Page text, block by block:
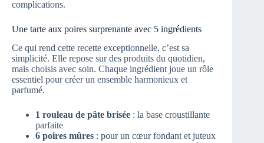
complications.
Une tarte aux poires surprenante avec 5 ingrédients
Ce qui rend cette recette exceptionnelle, c’est sa
simplicité. Elle repose sur des produits du quotidien,
mais choisis avec soin. Chaque ingrédient joue un rôle
essentiel pour créer un ensemble harmonieux et
parfumé.
1 rouleau de pâte brisée : la base croustillante
parfaite
6 poires mûres : pour un cœur fondant et juteux